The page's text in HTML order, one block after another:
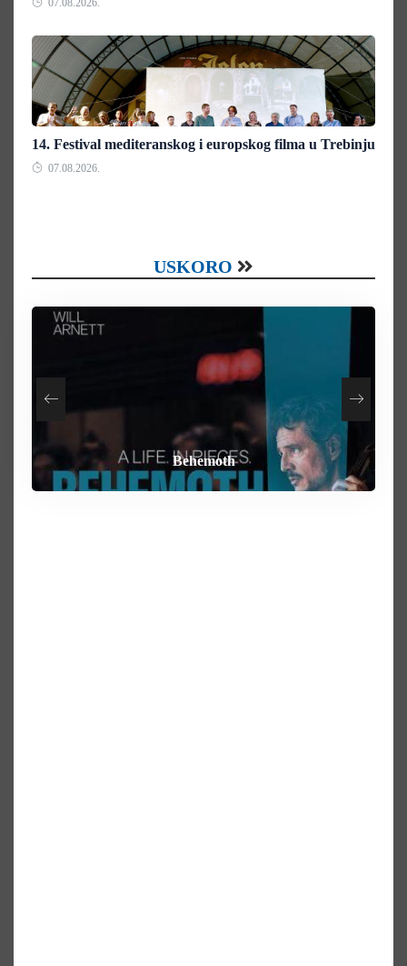
07.08.2026.
14. Festival mediteranskog i europskog filma u Trebinju
07.08.2026.
USKORO
Heart of the Beast
Behemoth
How To Rob A Bank
By Any Means